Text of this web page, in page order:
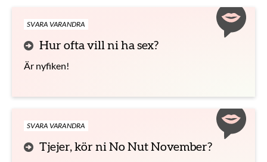
SVARA VARANDRA
Hur ofta vill ni ha sex?
Är nyfiken!
SVARA VARANDRA
Tjejer, kör ni No Nut November?